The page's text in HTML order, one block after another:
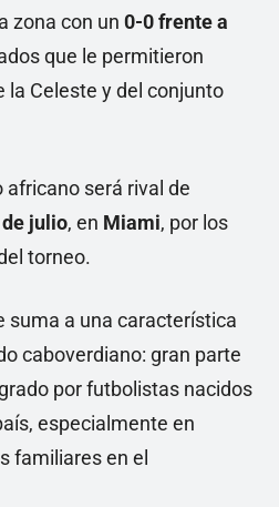
zona con un 0-0 frente a
que le permitieron
la Celeste y del conjunto
africano será rival de
julio, en Miami, por los
torneo.
suma a una característica
caboverdiano: gran parte
por futbolistas nacidos
especialmente en
familiares en el